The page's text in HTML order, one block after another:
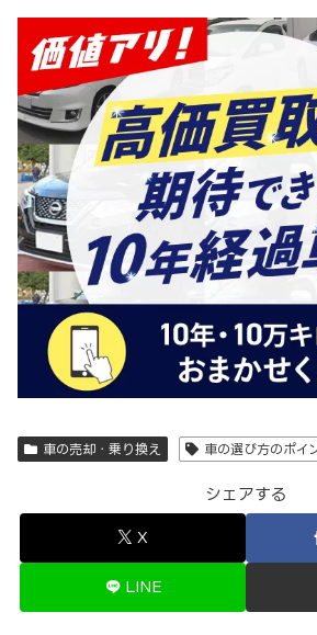
車の売却・乗り換え 車の選び方のポイ
シェアする
X
LINE